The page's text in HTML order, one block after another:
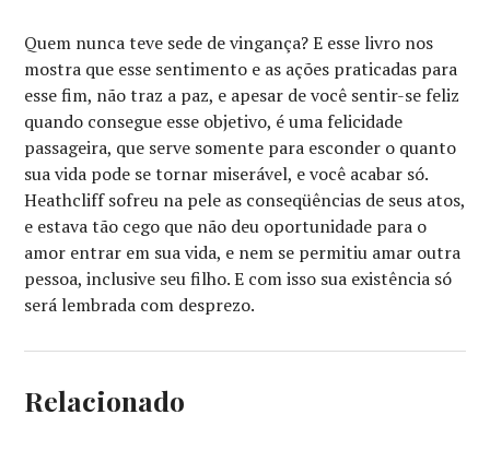
Quem nunca teve sede de vingança? E esse livro nos
mostra que esse sentimento e as ações praticadas para
esse fim, não traz a paz, e apesar de você sentir-se feliz
quando consegue esse objetivo, é uma felicidade
passageira, que serve somente para esconder o quanto
sua vida pode se tornar miserável, e você acabar só.
Heathcliff sofreu na pele as conseqüências de seus atos,
e estava tão cego que não deu oportunidade para o
amor entrar em sua vida, e nem se permitiu amar outra
pessoa, inclusive seu filho. E com isso sua existência só
será lembrada com desprezo.
Relacionado